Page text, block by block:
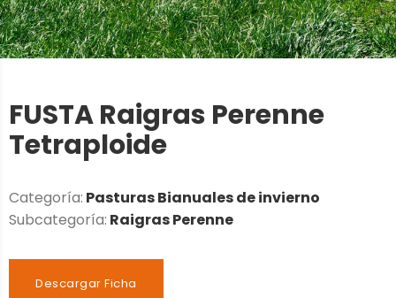
FUSTA Raigras Perenne
Tetraploide
Categoría: Pasturas Bianuales de invierno
Subcategoría: Raigras Perenne
Descargar Ficha